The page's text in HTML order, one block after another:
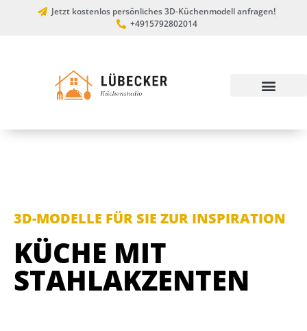
Jetzt kostenlos persönliches 3D-Küchenmodell anfragen!
+4915792802014
3D-MODELLE FÜR SIE ZUR INSPIRATION
KÜCHE MIT
STAHLAKZENTEN